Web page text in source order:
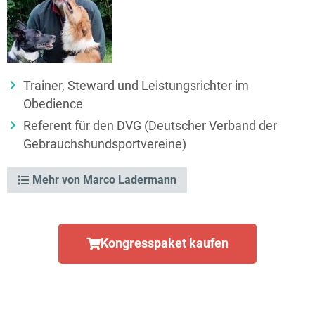
Trainer, Steward und Leistungs­richter im
Obedience
Referent für den DVG (Deutscher Verband der
Gebrauchs­hund­sport­vereine)
Mehr von Marco Ladermann
Kongresspaket kaufen